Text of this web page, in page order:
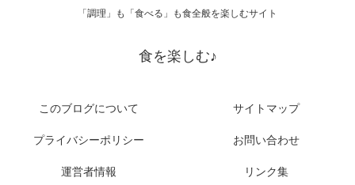
「調理」も「食べる」も食全般を楽しむサイト
食を楽しむ♪
このブログについて サイトマップ
プライバシーポリシー お問い合わせ
運営者情報 リンク集